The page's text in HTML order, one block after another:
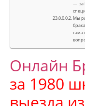
— за
Мы
сама
Онлайн
за 1980